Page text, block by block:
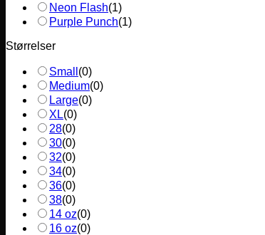
Neon Flash(1)
Purple Punch(1)
Størrelser
Small (0)
Medium(0)
Large(0)
XL(0)
28(0)
30(0)
32(0)
34(0)
36(0)
38(0)
14 oz(0)
16 oz(0)